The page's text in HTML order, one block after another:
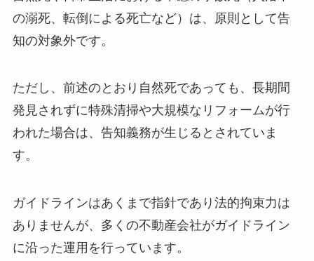
の溺死、転倒による死亡など）は、原則として告
知の対象外です。
ただし、前述のとおり自然死であっても、長期間
発見されずに特殊清掃や大規模なリフォームが行
われた場合は、告知義務が生じるとされていま
す。
ガイドラインはあくまで指針であり法的拘束力は
ありませんが、多くの不動産会社がガイドライン
に沿った運用を行っています。